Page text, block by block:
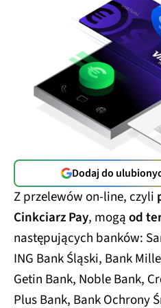
Dodaj do
Z przelewów on-line, czyli
Cinkciarz Pay, mogąod
następujących banków:
ING Bank Śląski, Bank
Getin Bank, Noble Bank,
Plus Bank, Bank Ochrony